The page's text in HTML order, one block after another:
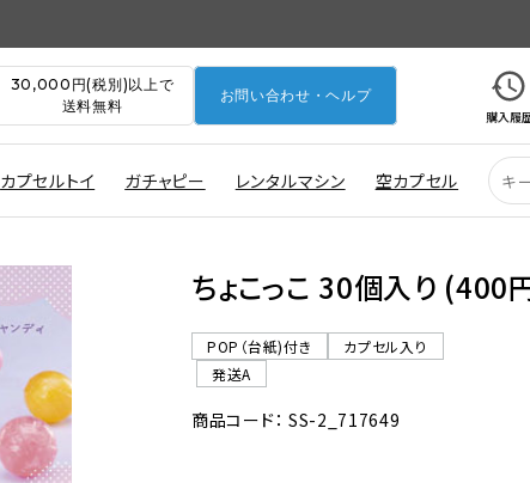
30,000円(税別)以上で
送料無料
お問い合わせ・ヘルプ
購入履
カプセルトイ ガチャピー レンタルマシン 空カプセル
ちょこっこ 30個入り (400
POP（台紙)付き
カプセル入り
発送A
商品コード： SS-2_717649